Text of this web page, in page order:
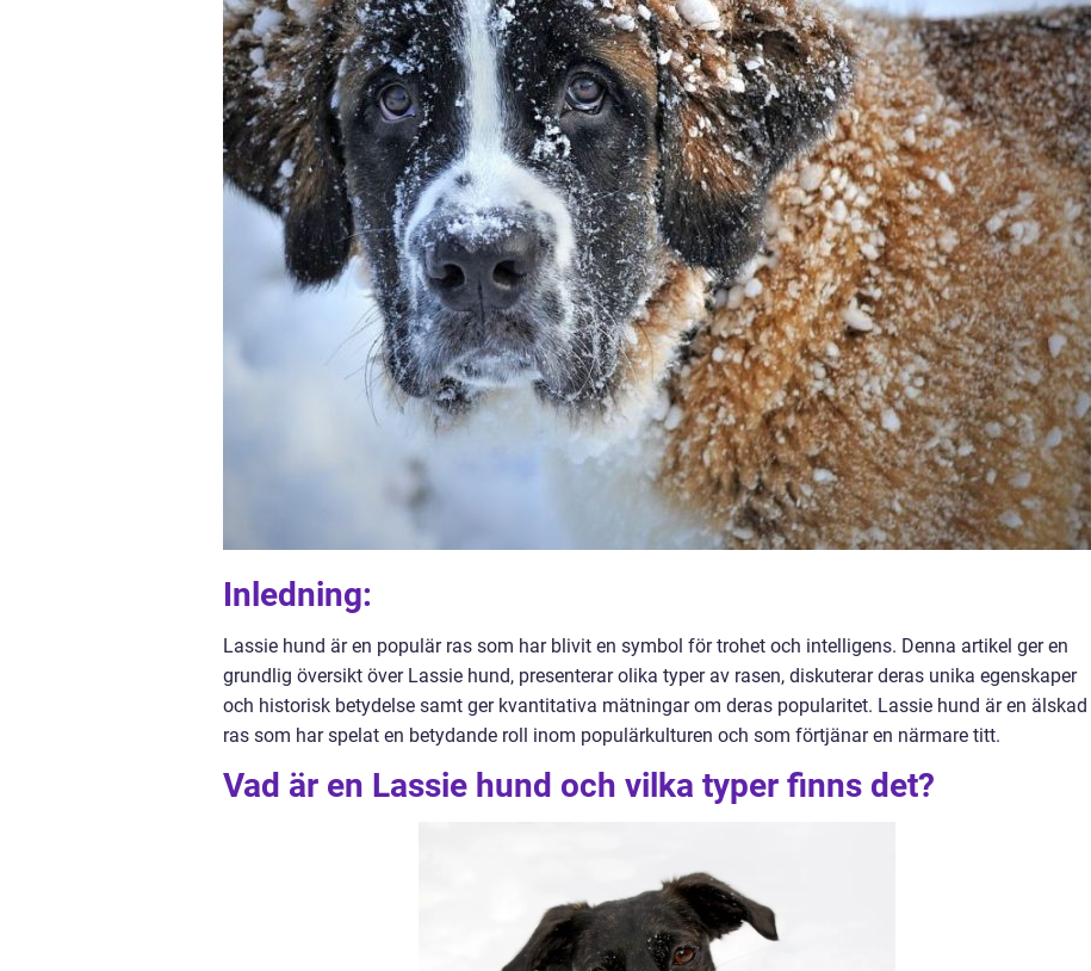
Inledning:
Lassie hund är en populär ras som har blivit en symbol för trohet och intelligens. Denna artikel ger en
grundlig översikt över Lassie hund, presenterar olika typer av rasen, diskuterar deras unika egenskaper
och historisk betydelse samt ger kvantitativa mätningar om deras popularitet. Lassie hund är en älskad
ras som har spelat en betydande roll inom populärkulturen och som förtjänar en närmare titt.
Vad är en Lassie hund och vilka typer finns det?